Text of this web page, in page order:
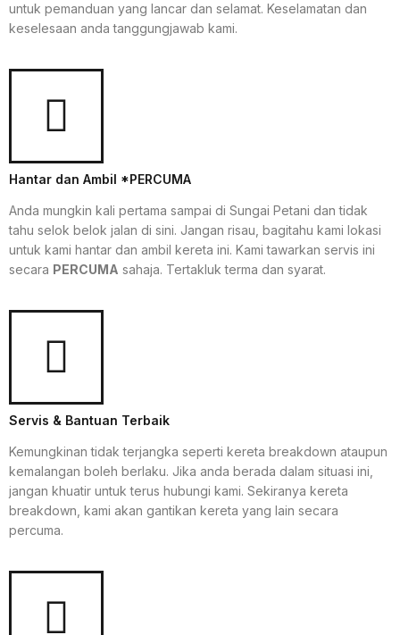
untuk pemanduan yang lancar dan selamat. Keselamatan dan
keselesaan anda tanggungjawab kami.
Hantar dan Ambil *PERCUMA
Anda mungkin kali pertama sampai di Sungai Petani dan tidak
tahu selok belok jalan di sini. Jangan risau, bagitahu kami lokasi
untuk kami hantar dan ambil kereta ini. Kami tawarkan servis ini
secara PERCUMA sahaja. Tertakluk terma dan syarat.
Servis & Bantuan Terbaik
Kemungkinan tidak terjangka seperti kereta breakdown ataupun
kemalangan boleh berlaku. Jika anda berada dalam situasi ini,
jangan khuatir untuk terus hubungi kami. Sekiranya kereta
breakdown, kami akan gantikan kereta yang lain secara
percuma.